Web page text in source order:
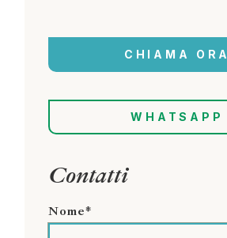
CHIAMA ORA
WHATSAPP
Contatti
Nome*